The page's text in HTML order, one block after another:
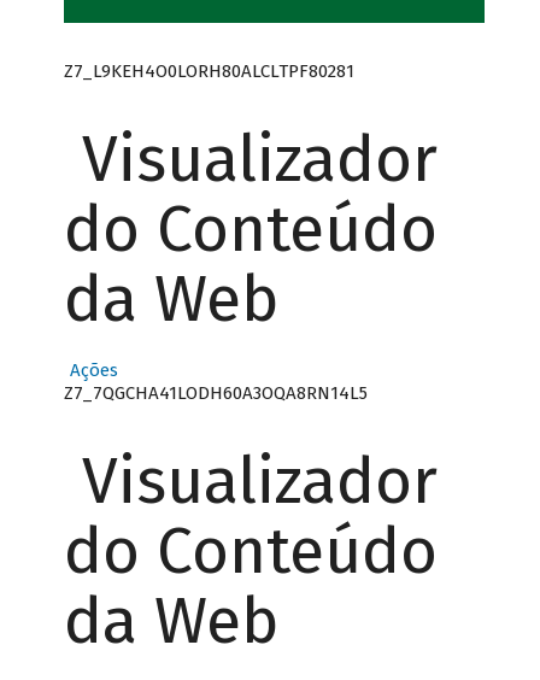
Z7_L9KEH4O0LORH80ALCLTPF80281
Visualizador
do Conteúdo
da Web
Ações
Z7_7QGCHA41LODH60A3OQA8RN14L5
Visualizador
do Conteúdo
da Web